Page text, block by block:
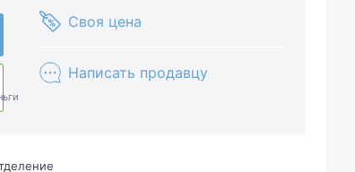
Своя цена
Написать продавцу